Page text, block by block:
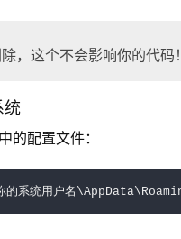
，这个不会影响你的代码！
统
的配置文件：